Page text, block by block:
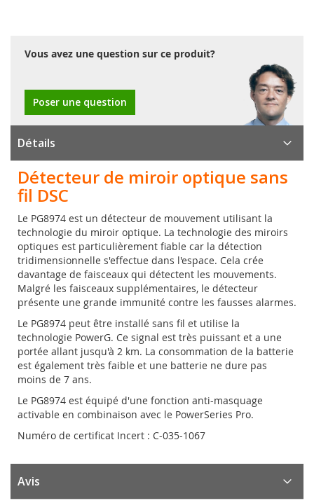
Vous avez une question sur ce produit?
Poser une question
Détails
Détecteur de miroir optique sans
fil DSC
Le PG8974 est un détecteur de mouvement utilisant la
technologie du miroir optique. La technologie des miroirs
optiques est particulièrement fiable car la détection
tridimensionnelle s'effectue dans l'espace. Cela crée
davantage de faisceaux qui détectent les mouvements.
Malgré les faisceaux supplémentaires, le détecteur
présente une grande immunité contre les fausses alarmes.
Le PG8974 peut être installé sans fil et utilise la
technologie PowerG. Ce signal est très puissant et a une
portée allant jusqu'à 2 km. La consommation de la batterie
est également très faible et une batterie ne dure pas
moins de 7 ans.
Le PG8974 est équipé d'une fonction anti-masquage
activable en combinaison avec le PowerSeries Pro.
Numéro de certificat Incert : C-035-1067
Avis